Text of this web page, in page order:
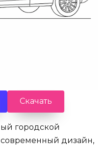
Скачать
городской
дизайн,